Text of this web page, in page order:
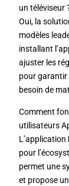
un téléviseur
Oui, la
modèles
installant
ajuster les
pour garantir
besoin de
Comment
utilisateurs
L’application
pour
permet une
et propose